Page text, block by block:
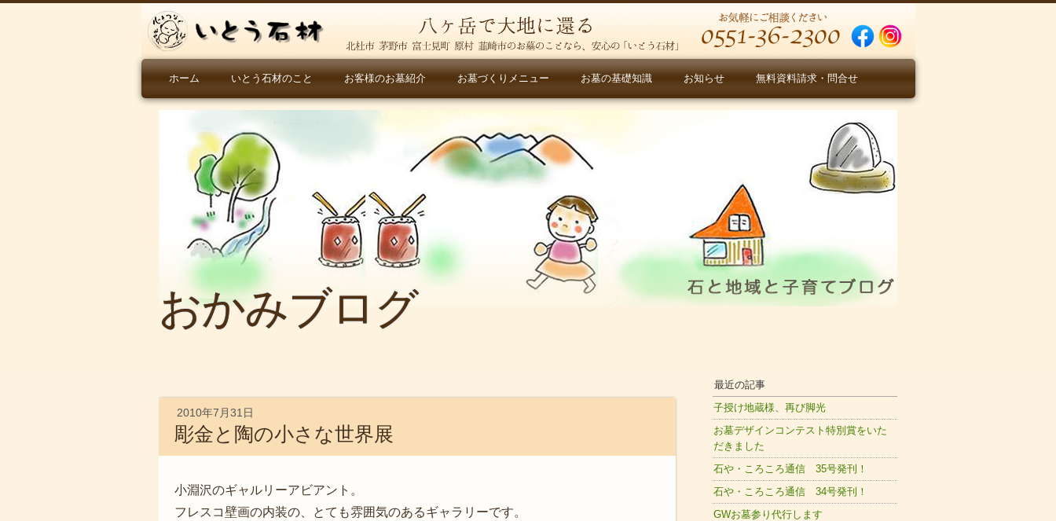
ホーム いとう石材のこと お客様のお墓紹介 お墓づくりメニュー お墓の基礎知識 お知らせ 無料資料請求・問合せ
おかみブログ
2010年7月31日
彫金と陶の小さな世界展
小淵沢のギャルリーアビアント。
フレスコ壁画の内装の、とても雰囲気のあるギャラリーです。
最近の記事
子授け地蔵様、再び脚光
お墓デザインコンテスト特別賞をいた
だきました
石や・ころころ通信 35号発刊！
石や・ころころ通信 34号発刊！
GWお墓参り代行します